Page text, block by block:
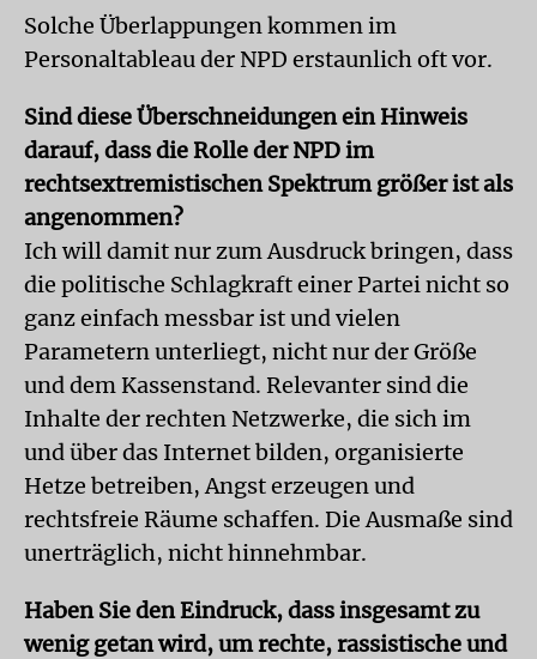
Solche Überlappungen kommen im
Personaltableau der NPD erstaunlich oft vor.
Sind diese Überschneidungen ein Hinweis
darauf, dass die Rolle der NPD im
rechtsextremistischen Spektrum größer ist als
angenommen?
Ich will damit nur zum Ausdruck bringen, dass
die politische Schlagkraft einer Partei nicht so
ganz einfach messbar ist und vielen
Parametern unterliegt, nicht nur der Größe
und dem Kassenstand. Relevanter sind die
Inhalte der rechten Netzwerke, die sich im
und über das Internet bilden, organisierte
Hetze betreiben, Angst erzeugen und
rechtsfreie Räume schaffen. Die Ausmaße sind
unerträglich, nicht hinnehmbar.
Haben Sie den Eindruck, dass insgesamt zu
wenig getan wird, um rechte, rassistische und